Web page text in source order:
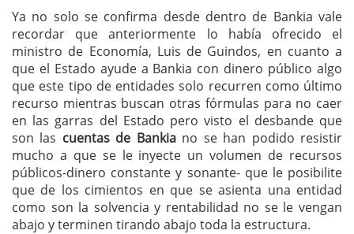
Ya no solo se confirma desde dentro de Bankia vale
recordar que anteriormente lo había ofrecido el
ministro de Economía, Luis de Guindos, en cuanto a
que el Estado ayude a Bankia con dinero público algo
que este tipo de entidades solo recurren como último
recurso mientras buscan otras fórmulas para no caer
en las garras del Estado pero visto el desbande que
son las cuentas de Bankiano se han podido resistir
mucho a que se le inyecte un volumen de recursos
públicos-dinero constante y sonante- que le posibilite
que de los cimientos en que se asienta una entidad
como son la solvencia y rentabilidad no se le vengan
abajo y terminen tirando abajo toda la estructura.